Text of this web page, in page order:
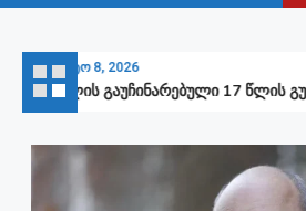
აგვისტო 8, 2026
12 წლის გაუჩინარებული 17 წლის